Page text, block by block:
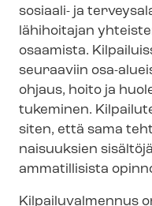
sosiaali- ja
lähihoitajan
osaamista.
seuraaviin osa-
ohjaus, hoito ja
tukeminen.
siten, että sama
nai­suuk­sien
ammatillisista
Kilpailuvalmennus